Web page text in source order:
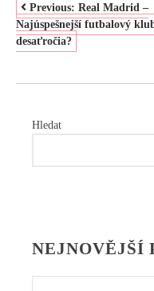
NAVIGACE
PRO
Previous: Real Madrid –
Najúspešnejší futbalový
desaťročia?
Hledat
NEJNOVĚJŠÍ